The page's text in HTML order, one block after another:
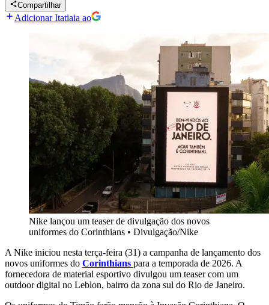
Compartilhar
Adicionar Itatiaia ao
Nike lançou um teaser de divulgação dos novos
uniformes do Corinthians • Divulgação/Nike
A Nike iniciou nesta terça-feira (31) a campanha de lançamento dos
novos uniformes do Corinthians para a temporada de 2026. A
fornecedora de material esportivo divulgou um teaser com um
outdoor digital no Leblon, bairro da zona sul do Rio de Janeiro.